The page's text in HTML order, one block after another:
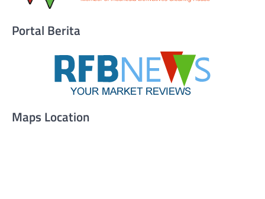
Portal Berita
Maps Location